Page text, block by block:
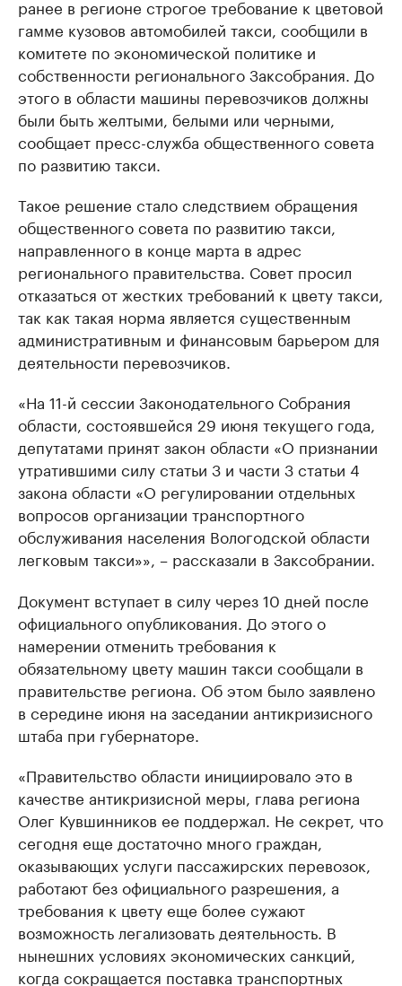
ранее в регионе строгое требование к цветовой
гамме кузовов автомобилей такси, сообщили в
комитете по экономической политике и
собственности регионального Заксобрания. До
этого в области машины перевозчиков должны
были быть желтыми, белыми или черными,
сообщает пресс-служба общественного совета
по развитию такси.
Такое решение стало следствием обращения
общественного совета по развитию такси,
направленного в конце марта в адрес
регионального правительства. Совет просил
отказаться от жестких требований к цвету такси,
так как такая норма является существенным
административным и финансовым барьером для
деятельности перевозчиков.
«На 11-й сессии Законодательного Собрания
области, состоявшейся 29 июня текущего года,
депутатами принят закон области «О признании
утратившими силу статьи 3 и части 3 статьи 4
закона области «О регулировании отдельных
вопросов организации транспортного
обслуживания населения Вологодской области
легковым такси»», – рассказали в Заксобрании.
Документ вступает в силу через 10 дней после
официального опубликования. До этого о
намерении отменить требования к
обязательному цвету машин такси сообщали в
правительстве региона. Об этом было заявлено
в середине июня на заседании антикризисного
штаба при губернаторе.
«Правительство области инициировало это в
качестве антикризисной меры, глава региона
Олег Кувшинников ее поддержал. Не секрет, что
сегодня еще достаточно много граждан,
оказывающих услуги пассажирских перевозок,
работают без официального разрешения, а
требования к цвету еще более сужают
возможность легализовать деятельность. В
нынешних условиях экономических санкций,
когда сокращается поставка транспортных